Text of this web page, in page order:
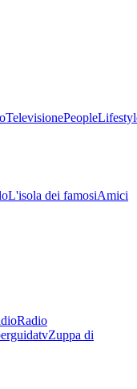
TelevisionePeople
L'isola dei famosiAmici
Radio
Zuppa di